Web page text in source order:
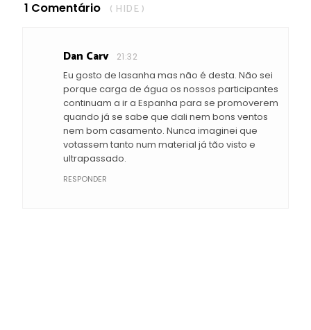
1 Comentário ( HIDE )
Dan Carv 21:32
Eu gosto de lasanha mas não é desta. Não sei
porque carga de água os nossos participantes
continuam a ir a Espanha para se promoverem
quando já se sabe que dali nem bons ventos
nem bom casamento. Nunca imaginei que
votassem tanto num material já tão visto e
ultrapassado.
RESPONDER